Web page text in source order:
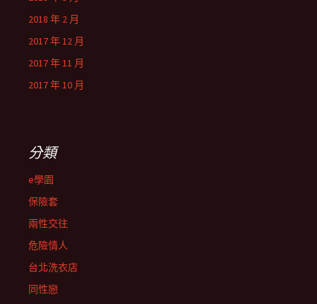
2018 年 2 月
2017 年 12 月
2017 年 11 月
2017 年 10 月
分類
e學園
保險套
兩性交往
危險情人
台北洗衣店
同性戀